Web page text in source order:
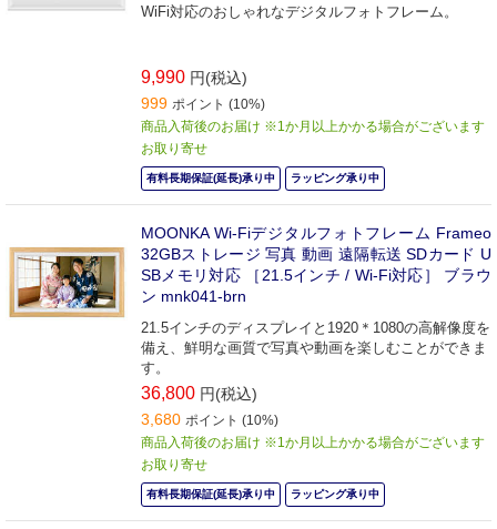
WiFi対応のおしゃれなデジタルフォトフレーム。
9,990 円(税込)
999 ポイント (10%)
商品入荷後のお届け ※1か月以上かかる場合がございます
お取り寄せ
有料長期保証(延長)承り中 ラッピング承り中
MOONKA Wi-Fiデジタルフォトフレーム Frameo
32GBストレージ 写真 動画 遠隔転送 SDカード U
SBメモリ対応 ［21.5インチ / Wi-Fi対応］ ブラウ
ン mnk041-brn
21.5インチのディスプレイと1920＊1080の高解像度を
備え、鮮明な画質で写真や動画を楽しむことができま
す。
36,800 円(税込)
3,680 ポイント (10%)
商品入荷後のお届け ※1か月以上かかる場合がございます
お取り寄せ
有料長期保証(延長)承り中 ラッピング承り中